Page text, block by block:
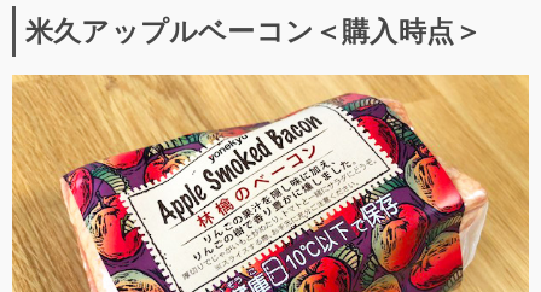
米久アップルベーコン＜購入時点＞